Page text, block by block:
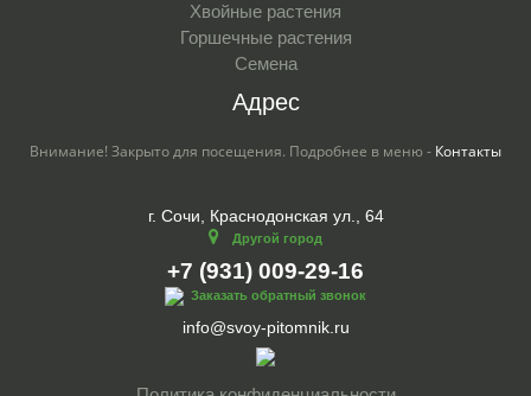
Хвойные растения
Горшечные растения
Семена
Адрес
Внимание! Закрыто для посещения. Подробнее в меню - Контакты
г. Сочи, Краснодонская ул., 64
Другой город
+7 (931) 009-29-16
Заказать обратный звонок
info@svoy-pitomnik.ru